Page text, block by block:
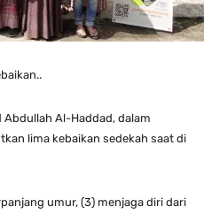
Al-Haddad, dalam
lima kebaikan sedekah saat di
umur, (3) menjaga diri dari